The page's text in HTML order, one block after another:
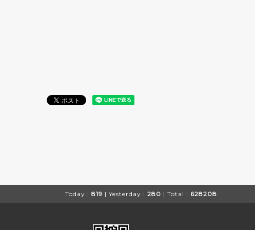
Today : 819 | Yesterday : 280 | Total : 628208